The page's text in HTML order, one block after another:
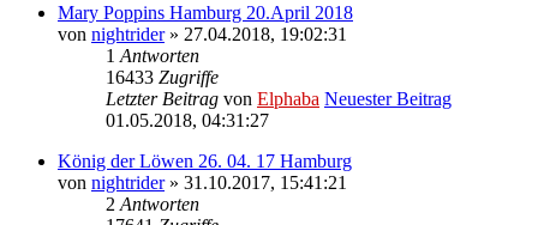
Mary Poppins Hamburg 20.April 2018
von nightrider» 27.04.2018, 19:02:31
1 Antworten
16433 Zugriffe
Letzter Beitrag von Elphaba Neuester Beitrag
01.05.2018, 04:31:27
König der Löwen 26. 04. 17 Hamburg
von nightrider» 31.10.2017, 15:41:21
2 Antworten